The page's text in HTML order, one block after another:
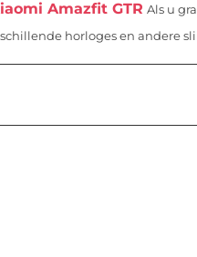
Amazfit GTR Als u
horloges en andere